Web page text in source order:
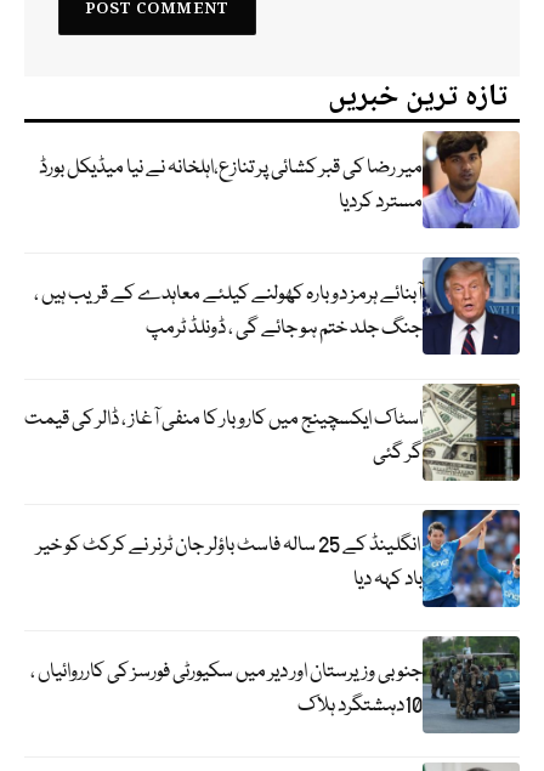
تازہ ترین خبریں
میر رضا کی قبر کشائی پر تنازع،اہلخانہ نے نیا میڈیکل بورڈ
مسترد کردیا
آبنائے ہرمز دوبارہ کھولنے کیلئے معاہدے کے قریب ہیں ،
جنگ جلد ختم ہو جائے گی ، ڈونلڈ ٹرمپ
اسٹاک ایکسچینج میں کاروبار کا منفی آغاز ، ڈالر کی قیمت
گر گئی
انگلینڈ کے 25 سالہ فاسٹ باؤلر جان ٹرنر نے کرکٹ کو خیر
باد کہہ دیا
جنوبی وزیرستان اور دیر میں سکیورٹی فورسز کی کارروائیاں ،
10دہشتگرد ہلاک